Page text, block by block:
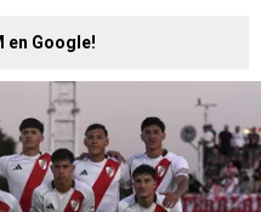
en Google!